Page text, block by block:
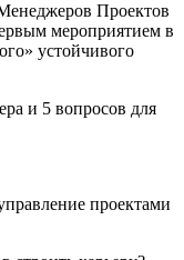
Проектов
мероприятием в
устойчивого
и 5 вопросов для
проектами